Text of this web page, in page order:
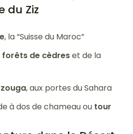
du Ziz
, la “Suisse du Maroc”
forêts de cèdreset de la
, aux portes du Sahara
à dos de chameau ou tour